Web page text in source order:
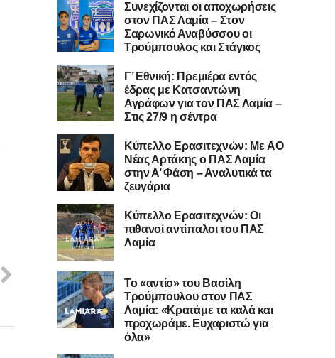
Συνεχίζονται οι αποχωρήσεις
στον ΠΑΣ Λαμία – Στον
Σαρωνικό Αναβύσσου οι
Τρούμπουλος και Στάγκος
Γ’ Εθνική: Πρεμιέρα εντός
έδρας με Κατσαντώνη
Αγράφων για τον ΠΑΣ Λαμία –
Στις 27/9 η σέντρα
Kύπελλο Ερασιτεχνών: Με AO
Nέας Αρτάκης ο ΠΑΣ Λαμία
στην Α’ Φάση – Αναλυτικά τα
ζευγάρια
Κύπελλο Ερασιτεχνών: Οι
πιθανοί αντίπαλοι του ΠΑΣ
Λαμία
Το «αντίο» του Βασίλη
Τρούμπουλου στον ΠΑΣ
Λαμία: «Κρατάμε τα καλά και
προχωράμε. Ευχαριστώ για
όλα»